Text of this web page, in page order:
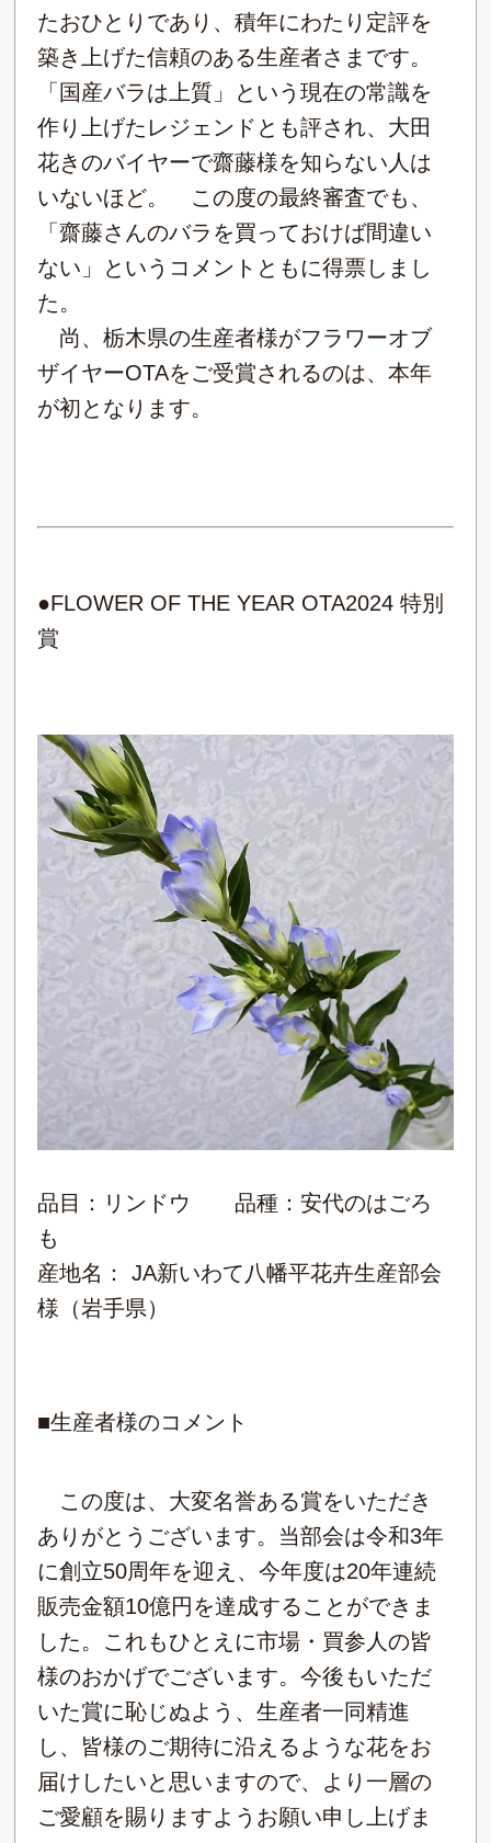
たおひとりであり、積年にわたり定評を
築き上げた信頼のある生産者さまです。
「国産バラは上質」という現在の常識を
作り上げたレジェンドとも評され、大田
花きのバイヤーで齋藤様を知らない人は
いないほど。 この度の最終審査でも、
「齋藤さんのバラを買っておけば間違い
ない」というコメントともに得票しまし
た。
尚、栃木県の生産者様がフラワーオブ
ザイヤーOTAをご受賞されるのは、本年
が初となります。
●FLOWER OF THE YEAR OTA2024 特別
賞
品目：リンドウ 品種：安代のはごろ
も
産地名： JA新いわて八幡平花卉生産部会
様（岩手県）
■生産者様のコメント
この度は、大変名誉ある賞をいただき
ありがとうございます。当部会は令和3年
に創立50周年を迎え、今年度は20年連続
販売金額10億円を達成することができま
した。これもひとえに市場・買参人の皆
様のおかげでございます。今後もいただ
いた賞に恥じぬよう、生産者一同精進
し、皆様のご期待に沿えるような花をお
届けしたいと思いますので、より一層の
ご愛顧を賜りますようお願い申し上げま